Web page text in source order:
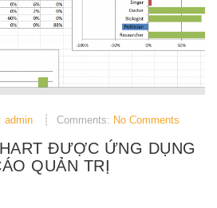
admin Comments: No Comments
ĐƯỢC ỨNG DỤNG
QUẢN TRỊ